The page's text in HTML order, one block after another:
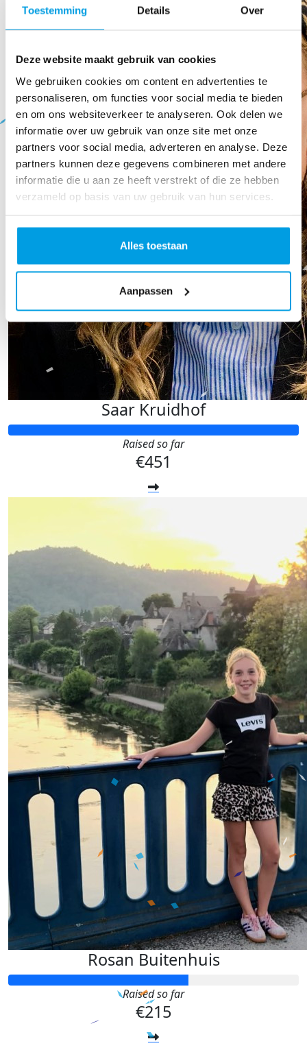
Toestemming Details Over
Deze website maakt gebruik van cookies
We gebruiken cookies om content en advertenties te
personaliseren, om functies voor social media te bieden
en om ons websiteverkeer te analyseren. Ook delen we
informatie over uw gebruik van onze site met onze
partners voor social media, adverteren en analyse. Deze
partners kunnen deze gegevens combineren met andere
informatie die u aan ze heeft verstrekt of die ze hebben
verzameld op basis van uw gebruik van hun services.
Alles toestaan
Aanpassen
Succes!!!
Saar Kruidhof
Raised so far
€451
Rosan Buitenhuis
Raised so far
€215